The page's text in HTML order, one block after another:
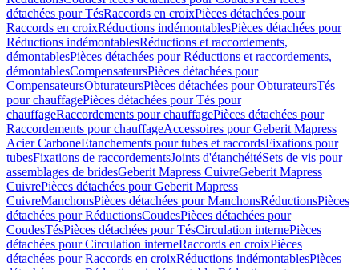
détachées pour TésRaccords en croixPièces détachées pour
Raccords en croixRéductions indémontablesPièces détachées pour
Réductions indémontablesRéductions et raccordements,
démontablesPièces détachées pour Réductions et raccordements,
démontablesCompensateursPièces détachées pour
CompensateursObturateursPièces détachées pour ObturateursTés
pour chauffagePièces détachées pour Tés pour
chauffageRaccordements pour chauffagePièces détachées pour
Raccordements pour chauffageAccessoires pour Geberit Mapress
Acier CarboneEtanchements pour tubes et raccordsFixations pour
tubesFixations de raccordementsJoints d'étanchéitéSets de vis pour
assemblages de bridesGeberit Mapress CuivreGeberit Mapress
CuivrePièces détachées pour Geberit Mapress
CuivreManchonsPièces détachées pour ManchonsRéductionsPièces
détachées pour RéductionsCoudesPièces détachées pour
CoudesTésPièces détachées pour TésCirculation internePièces
détachées pour Circulation interneRaccords en croixPièces
détachées pour Raccords en croixRéductions indémontablesPièces